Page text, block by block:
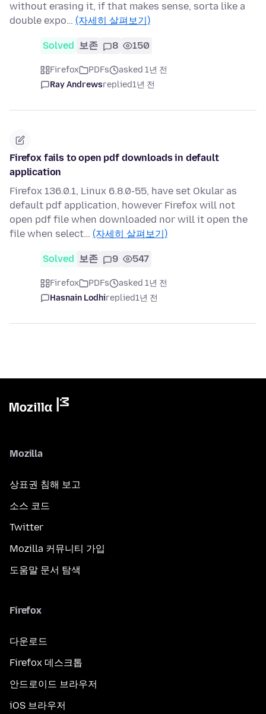
without erasing it, if that makes sense, sorta like a
double expo… (자세히 살펴보기)
Solved 보존 8 150
Firefox PDFs
asked 1년 전
Ray Andrewsreplied1년 전
Firefox fails to open pdf downloads in default
application
Firefox 136.0.1, Linux 6.8.0-55, have set Okular as
default pdf application, however Firefox will not
open pdf file when downloaded nor will it open the
file when select… (자세히 살펴보기)
Solved 보존 9 547
Firefox PDFs
asked 1년 전
Hasnain Lodhireplied1년 전
Mozilla
상표권 침해 보고
소스 코드
Twitter
Mozilla 커뮤니티 가입
도움말 문서 탐색
Firefox
다운로드
Firefox 데스크톱
안드로이드 브라우저
iOS 브라우저